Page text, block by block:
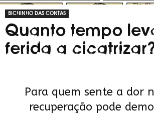
BICHINHO DAS CONTAS
Quanto tempo
ferida a
Para quem sente a dor
recuperação pode